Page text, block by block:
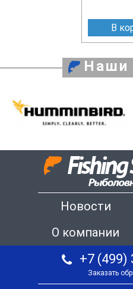
В
Наши
Новости
О компании
+7 (499)
Заказать